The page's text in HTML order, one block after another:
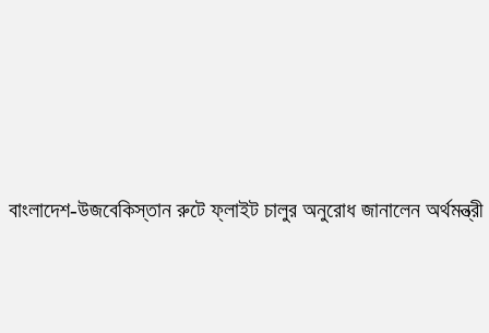
বাংলাদেশ-উজবেকিস্তান রুটে ফ্লাইট চালুর অনুরোধ জানালেন অর্থমন্ত্রী